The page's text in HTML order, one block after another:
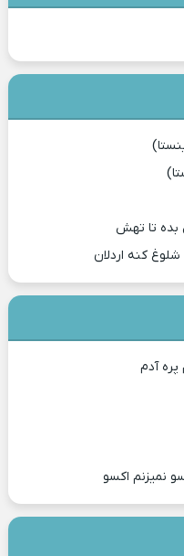
بده تا تهش
کنه اردلان
آدم
نمیزنم اکسو